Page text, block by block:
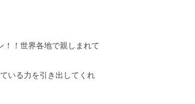
！！世界各地で親しまれて
いる力を引き出してくれ